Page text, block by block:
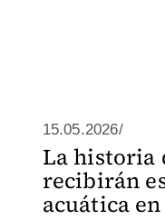
15.05.2026/
La historia
recibirán
acuática